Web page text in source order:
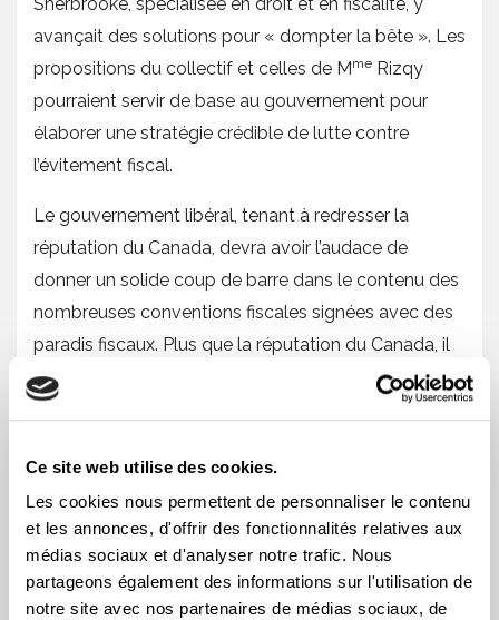
Ce site web utilise des cookies.
Les cookies nous permettent de personnaliser le contenu
et les annonces, d'offrir des fonctionnalités relatives aux
médias sociaux et d'analyser notre trafic. Nous
partageons également des informations sur l'utilisation de
notre site avec nos partenaires de médias sociaux, de
avançait des solutions pour « dompter la bête ». Les
propositions du collectif et celles de Mme Rizqy
pourraient servir de base au gouvernement pour
élaborer une stratégie crédible de lutte contre
l’évitement fiscal.
Le gouvernement libéral, tenant à redresser la
réputation du Canada, devra avoir l’audace de
donner un solide coup de barre dans le contenu des
nombreuses conventions fiscales signées avec des
paradis fiscaux. Plus que la réputation du Canada, il
en va de la confiance des contribuables dans la
légitimité du régime d’imposition canadien, qui se
impact sur les services que la population s’attend à
recevoir.
Le collectif Échec aux paradis fiscaux continuera de
suivre de près l’avancement des travaux du